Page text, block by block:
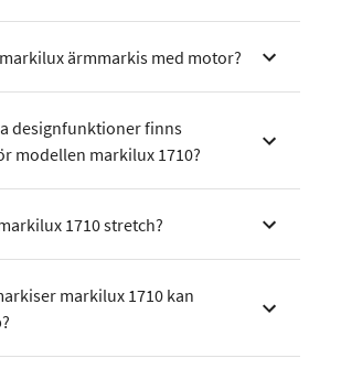
ärmmarkis med motor?
designfunktioner finns
modellen markilux 1710?
1710 stretch?
markilux 1710 kan